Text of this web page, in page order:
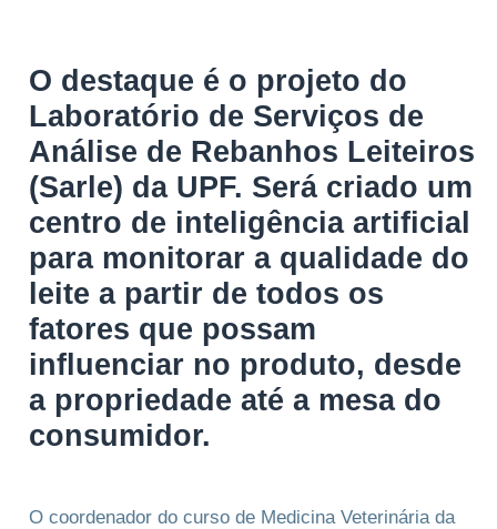
O destaque é o projeto do
Laboratório de Serviços de
Análise de Rebanhos Leiteiros
(Sarle) da UPF. Será criado um
centro de inteligência artificial
para monitorar a qualidade do
leite a partir de todos os
fatores que possam
influenciar no produto, desde
a propriedade até a mesa do
consumidor.
O coordenador do curso de Medicina Veterinária da